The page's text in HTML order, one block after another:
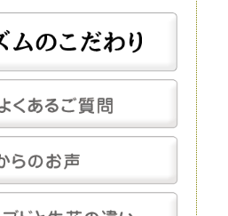
ほかの花の比較
、生花店の店頭にも並べられているので、
人は多いかもしれません。まずはプリザー
較してみましょう。
、生花のように見える、人工的に加工され
可能です。そのため、生花にはありえない
ーというわけではありません。
トで、これらについてはしっかり管理しな
を招きます。しかし、エアコンをつけっぱ
なく、気にしてあげる程度で十分です。
最適な温度は18～25℃程度、湿度は30～
ラワーは基本的に「花」を加工したもの